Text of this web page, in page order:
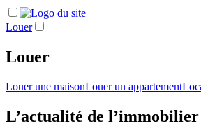
Louer
Louer
Louer une maisonLouer un appartement
L’actualité de l’immobilier